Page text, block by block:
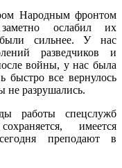
Народным фронтом
ослабил их
сильнее. У нас
разведчиков и
войны, у нас была
быстро все вернулось
не разрушались.
работы спецслужб
имеется
преподают в